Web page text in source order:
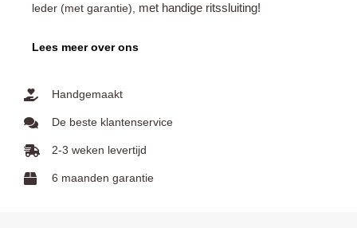
leder (met garantie), met handige ritssluiting!
Lees meer over ons
Handgemaakt
De beste klantenservice
2-3 weken levertijd
6 maanden garantie